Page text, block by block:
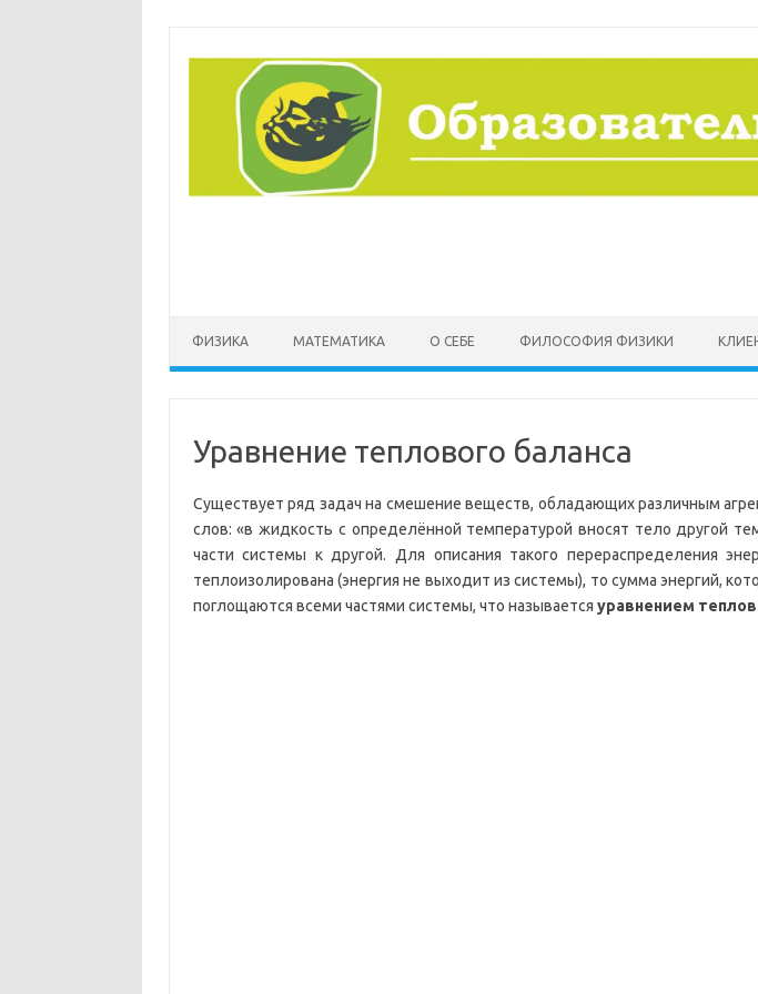
содержимому
ФИЗИКА МАТЕМАТИКА О СЕБЕ ФИЛОСОФИЯ ФИЗИКИ
Уравнение теплового баланса
Существует ряд задач на смешение веществ, обладающих различным
слов: «в жидкость с определённой температурой вносят тело другой
части системы к другой. Для описания такого перераспределения
теплоизолирована (энергия не выходит из системы), то сумма энергий,
поглощаются всеми частями системы, что называется уравнением